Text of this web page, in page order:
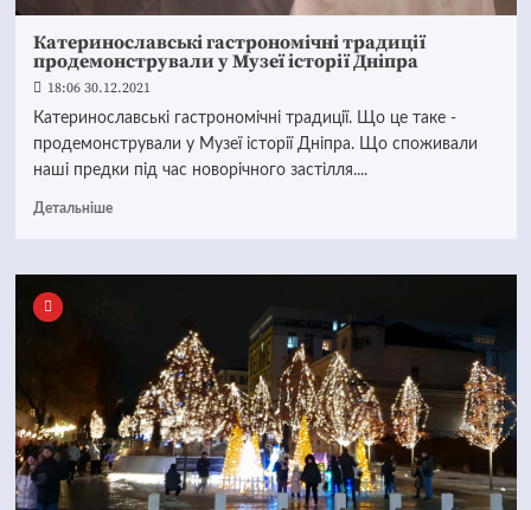
Катеринославські гастрономічні традиції
продемонстрували у Музеї історії Дніпра
18:06 30.12.2021
Катеринославські гастрономічні традиції. Що це таке -
продемонстрували у Музеї історії Дніпра. Що споживали
наші предки під час новорічного застілля....
Детальніше